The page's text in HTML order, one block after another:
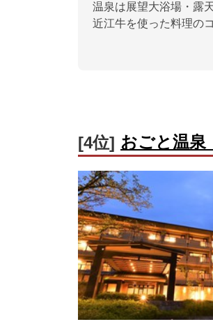
温泉は展望大浴場・露
近江牛を使った料理の
[4位] おごと温